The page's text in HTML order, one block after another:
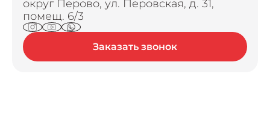
округ Перово, ул. Перовская, д. 31,
помещ. 6/3
Заказать звонок